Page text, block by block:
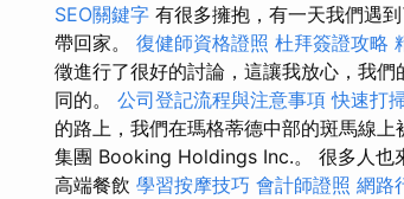
SEO關鍵字 有很多擁抱，有一天我們遇
帶回家。 復健師資格證照 杜拜簽證攻略
徵進行了很好的討論，這讓我放心，我
同的。 公司登記流程與注意事項 快速打
的路上，我們在瑪格蒂德中部的斑馬線
集團 Booking Holdings Inc.。 很多人也
高端餐飲 學習按摩技巧 會計師證照 網路